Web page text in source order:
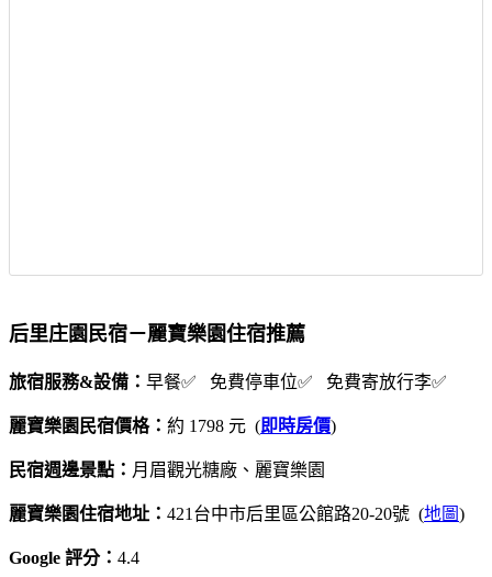
后里庄園民宿－麗寶樂園住宿推薦
旅宿服務&設備： 早餐✅ 免費停車位✅ 免費寄放行李✅
麗寶樂園民宿價格： 約 1798 元 (即時房價)
民宿週邊景點： 月眉觀光糖廠、麗寶樂園
麗寶樂園住宿地址： 421台中市后里區公館路20-20號 (地圖)
Google 評分： 4.4